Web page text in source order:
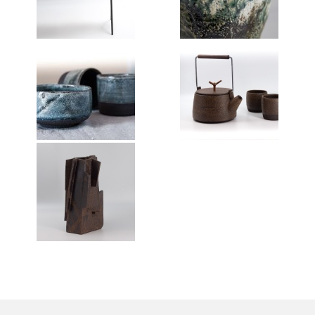
Annie Hostein Mortier
Quas’art ceramic
Danièle Raya-Moreno
Anne-Lise Roussy
Thanh Violet
Arts plastiques
Isabelle Tahon
Lise Van Baaren
Stéphanie van Poppel